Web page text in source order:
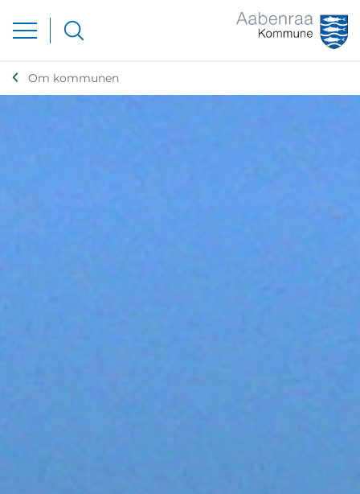
Om kommunen